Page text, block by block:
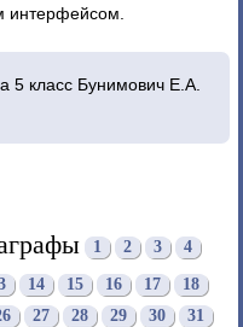
интерфейсом.
5 класс Бунимович Е.А.
1 2 3 4
14 15 16 17
18
27 28 29 30
31